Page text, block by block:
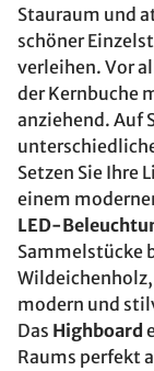
Stauraum und
schöner
verleihen. Vor
der Kernbuche
anziehend. Auf
Setzen Sie Ihre
einem
LED-
Sammelstücke
modern und
Das Highboard
Raums perfekt